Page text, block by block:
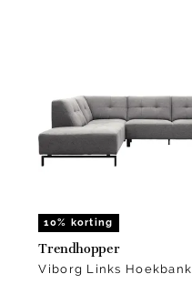
10% korting
Trendhopper
Viborg Links Hoekbank